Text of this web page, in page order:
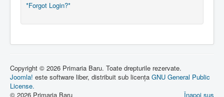
*Forgot Login?*
Copyright © 2026 Primaria Baru. Toate drepturile rezervate.
Joomla! este software liber, distribuit sub licența GNU General Public
License.
Înapoi sus
© 2026 Primaria Baru